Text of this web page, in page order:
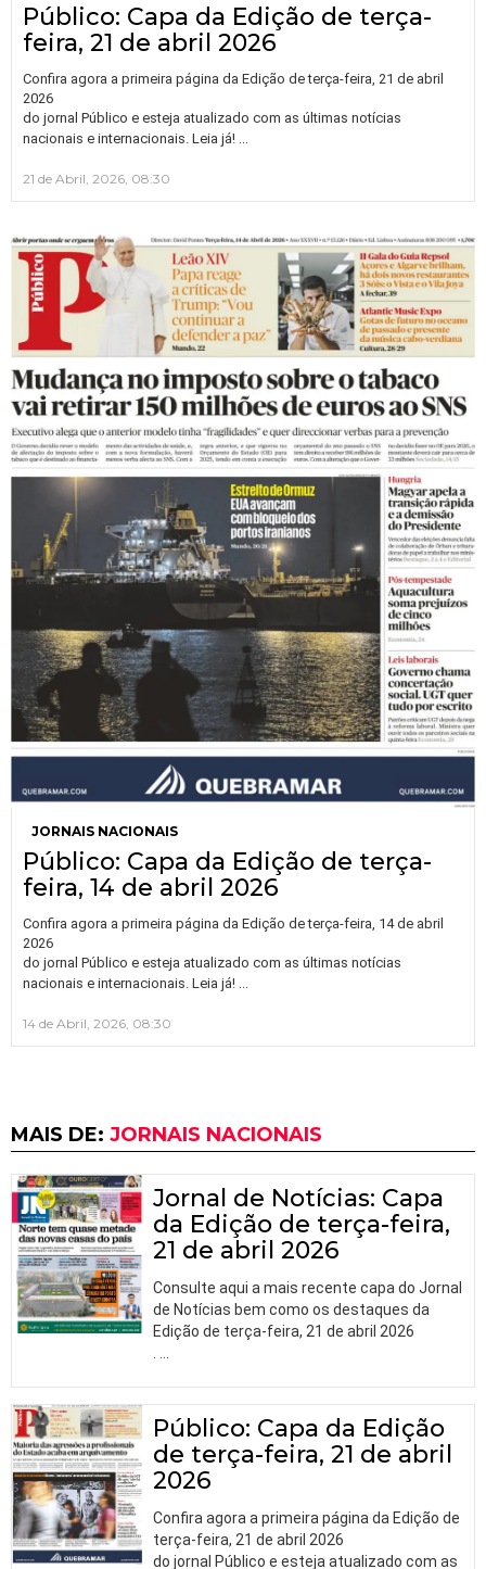
Público: Capa da Edição de terça-
feira, 21 de abril 2026
Confira agora a primeira página da Edição de terça-feira, 21 de abril
2026
do jornal Público e esteja atualizado com as últimas notícias
nacionais e internacionais. Leia já!
21 de Abril, 2026, 08:30
JORNAIS NACIONAIS
Público: Capa da Edição de terça-
feira, 14 de abril 2026
Confira agora a primeira página da Edição de terça-feira, 14 de abril
2026
do jornal Público e esteja atualizado com as últimas notícias
nacionais e internacionais. Leia já!
14 de Abril, 2026, 08:30
MAIS DE: JORNAIS NACIONAIS
Jornal de Notícias: Capa
da Edição de terça-feira,
21 de abril 2026
Consulte aqui a mais recente capa do Jornal
de Notícias bem como os destaques da
Edição de terça-feira, 21 de abril 2026
Público: Capa da Edição
de terça-feira, 21 de abril
2026
Confira agora a primeira página da Edição de
terça-feira, 21 de abril 2026
do jornal Público e esteja atualizado com as